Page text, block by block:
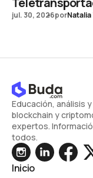
jul. 30, 2026por
Educación, análisis
blockchain y
expertos.
todos.
Inicio